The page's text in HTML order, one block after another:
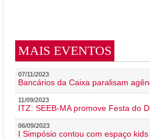
MAIS EVENTOS
07/11/2023
Bancários da Caixa paralisam
11/09/2023
ITZ: SEEB-MA promove Festa do
06/09/2023
I Simpósio contou com espaço